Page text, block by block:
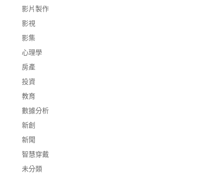
影片製作
影視
影集
心理學
房產
投資
教育
數據分析
新創
新聞
智慧穿戴
未分類